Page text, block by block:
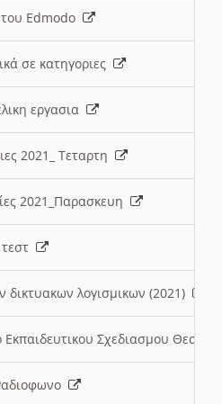
Edmodo
σε κατηγοριες
εργασια
2021_ Τεταρτη
2021_Παρασκευη
λογισμικων (2021)
Εκπαιδευτικου Σχεδιασμου